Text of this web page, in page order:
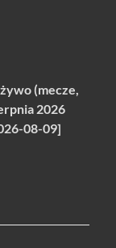
(mecze,
2026
08-09]